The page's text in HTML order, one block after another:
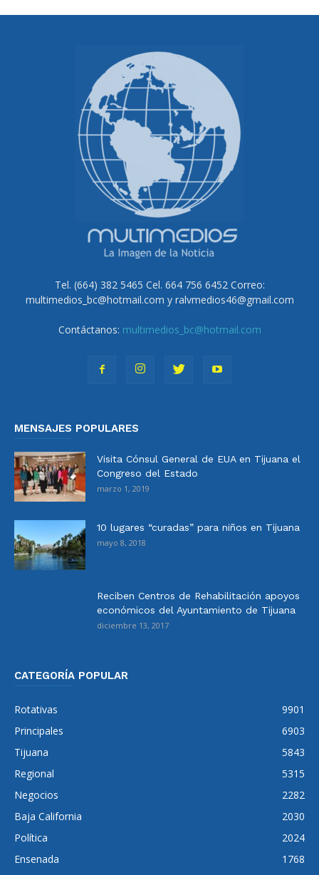
Tel. (664) 382 5465 Cel. 664 756 6452 Correo:
multimedios_bc@hotmail.com y ralvmedios46@gmail.com
Contáctanos: multimedios_bc@hotmail.com
MENSAJES POPULARES
Visita Cónsul General de EUA en Tijuana el
Congreso del Estado
marzo 1, 2019
10 lugares “curadas” para niños en Tijuana
mayo 8, 2018
Reciben Centros de Rehabilitación apoyos
económicos del Ayuntamiento de Tijuana
diciembre 13, 2017
CATEGORÍA POPULAR
Rotativas
9901
Principales
6903
Tijuana
5843
Regional
5315
Negocios
2282
Baja California
2030
Política
2024
Ensenada
1768